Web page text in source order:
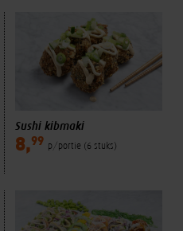
Sushi kibmaki
8,99 p/portie (6 stuks)